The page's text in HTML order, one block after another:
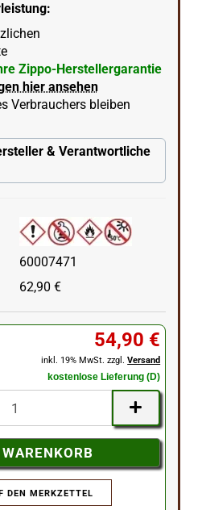
Zippo-Herstellergarantie
hier ansehen
Verbrauchers bleiben
& Verantwortliche
60007471
62,90 €
54,90 €
inkl. 19% MwSt. zzgl.Versand
kostenlose Lieferung (D)
DEN MERKZETTEL